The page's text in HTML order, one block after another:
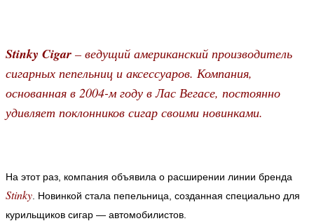
Stinky Cigar – ведущий американский производитель
сигарных пепельниц и аксессуаров. Компания,
основанная в 2004-м году в Лас Вегасе, постоянно
удивляет поклонников сигар своими новинками.
На этот раз, компания объявила о расширении линии бренда
Stinky . Новинкой стала пепельница, созданная специально для
курильщиков сигар — автомобилистов.